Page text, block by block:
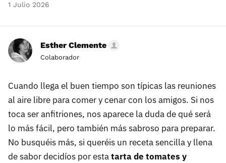
1 Julio 2026
Esther Clemente
Colaborador
Cuando llega el buen tiempo son típicas las reuniones
al aire libre para comer y cenar con los amigos. Si nos
toca ser anfitriones, nos aparece la duda de qué será
lo más fácil, pero también más sabroso para preparar.
No busquéis más, si queréis un receta sencilla y llena
de sabor decidíos por estatarta de tomates y